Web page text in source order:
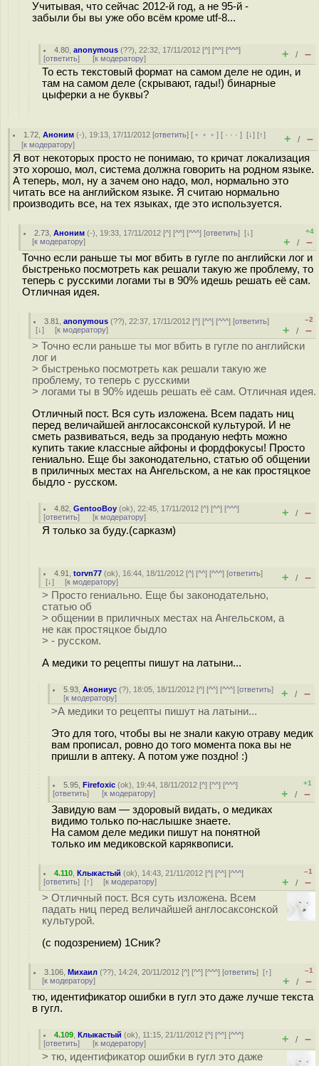
Учитывая, что сейчас 2012-й год, а не 95-й -
забыли бы вы уже обо всём кроме utf-8...
4.80 ,anonymous (??), 22:32, 17/11/2012 [^] [^^] [^^^]
[ответить] [к модератору] + / –
То есть текстовый формат на самом деле не один, и
там на самом деле (скрывают, гады!) бинарные
цыферки а не буквы?
1.72 ,Аноним (-), 19:13, 17/11/2012 [ответить] [ ﹢﹢﹢] [ · · ·][↓] [↑]
[к модератору] + / –
Я вот некоторых просто не понимаю, то кричат локализация
это хорошо, мол, система должна говорить на родном языке.
А теперь, мол, ну а зачем оно надо, мол, нормально это
читать все на английском языке. Я считаю нормально
производить все, на тех языках, где это используется.
2.73 ,Аноним (-), 19:33, 17/11/2012 [^] [^^] [^^^] [ответить][↓]
[к модератору]
+4
+ / –
Точно если раньше ты мог вбить в гугле по английски лог и
быстренько посмотреть как решали такую же проблему, то
теперь с русскими логами ты в 90% идешь решать её сам.
Отличная идея.
3.81 ,anonymous (??), 22:37, 17/11/2012 [^] [^^] [^^^] [ответить]
[↓] [к модератору]
–2
+ / –
> Точно если раньше ты мог вбить в гугле по английски
лог и
> быстренько посмотреть как решали такую же
проблему, то теперь с русскими
> логами ты в 90% идешь решать её сам. Отличная идея.
Отличный пост. Bся суть изложена. Всем падать ниц
перед величайшей англосаксонской культурой. И не
сметь развиваться, ведь за проданую нефть можно
купить такие классные айфоны и фордфокусы! Просто
гениально. Еще бы законодательно, статью об общении
в приличных местах на Ангельском, а не как простяцкое
быдло - русском.
4.82 ,GentooBoy (ok), 22:45, 17/11/2012 [^] [^^] [^^^]
[ответить] [к модератору] + / –
Я только за буду.(сарказм)
4.91 ,torvn77 (ok), 16:44, 18/11/2012 [^] [^^] [^^^] [ответить]
[↓] [к модератору] + / –
> Просто гениально. Еще бы законодательно,
статью об
> общении в приличных местах на Ангельском, а
не как простяцкое быдло
> - русском.
А медики то рецепты пишут на латыни...
5.93 ,Анониус (?), 18:05, 18/11/2012 [^] [^^] [^^^] [ответить]
[к модератору] + / –
>А медики то рецепты пишут на латыни...
Это для того, чтобы вы не знали какую отраву медик
вам прописал, ровно до того момента пока вы не
пришли в аптеку. А потом уже поздно! :)
5.95 ,Firefoxic (ok), 19:44, 18/11/2012 [^] [^^] [^^^]
[ответить] [к модератору]
+1
+ / –
Завидую вам — здоровый видать, о медиках
видимо только по-наслышке знаете.
На самом деле медики пишут на понятной
только им медиковской каряквописи.
4.110 ,Клыкастый (ok), 14:43, 21/11/2012 [^] [^^] [^^^]
[ответить] [↑] [к модератору]
–1
+ / –
> Отличный пост. Bся суть изложена. Всем
падать ниц перед величайшей англосаксонской
культурой.
(с подозрением) 1Сник?
3.106 ,Михаил (??), 14:24, 20/11/2012 [^] [^^] [^^^] [ответить][↑]
[к модератору]
–1
+ / –
тю, идентификатор ошибки в гугл это даже лучше текста
в гугл.
4.109 ,Клыкастый (ok), 11:15, 21/11/2012 [^] [^^] [^^^]
[ответить] [к модератору] + / –
> тю, идентификатор ошибки в гугл это даже